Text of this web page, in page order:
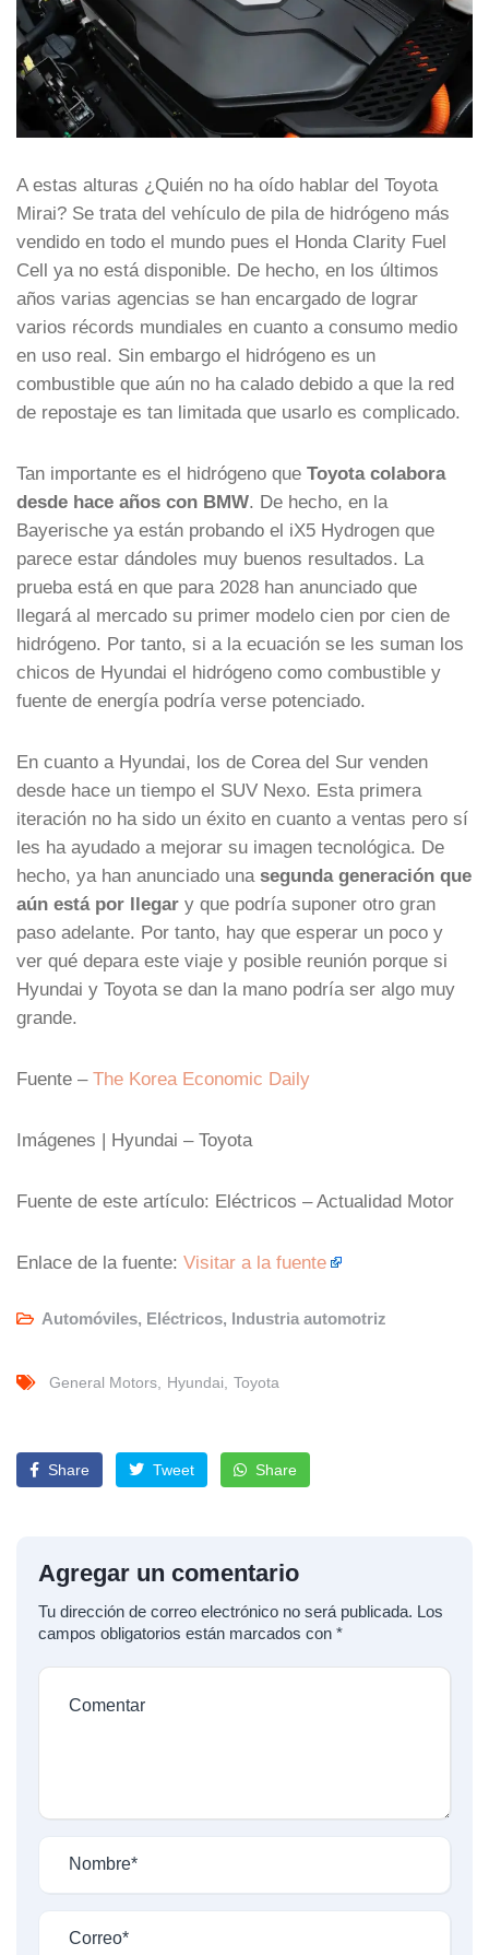
A estas alturas ¿Quién no ha oído hablar del Toyota
Mirai? Se trata del vehículo de pila de hidrógeno más
vendido en todo el mundo pues el Honda Clarity Fuel
Cell ya no está disponible. De hecho, en los últimos
años varias agencias se han encargado de lograr
varios récords mundiales en cuanto a consumo medio
en uso real. Sin embargo el hidrógeno es un
combustible que aún no ha calado debido a que la red
de repostaje es tan limitada que usarlo es complicado.
Tan importante es el hidrógeno que Toyota colabora
desde hace años con BMW . De hecho, en la
Bayerische ya están probando el iX5 Hydrogen que
parece estar dándoles muy buenos resultados. La
prueba está en que para 2028 han anunciado que
llegará al mercado su primer modelo cien por cien de
hidrógeno. Por tanto, si a la ecuación se les suman los
chicos de Hyundai el hidrógeno como combustible y
fuente de energía podría verse potenciado.
En cuanto a Hyundai, los de Corea del Sur venden
desde hace un tiempo el SUV Nexo. Esta primera
iteración no ha sido un éxito en cuanto a ventas pero sí
les ha ayudado a mejorar su imagen tecnológica. De
hecho, ya han anunciado una segunda generación que
aún está por llegar y que podría suponer otro gran
paso adelante. Por tanto, hay que esperar un poco y
ver qué depara este viaje y posible reunión porque si
Hyundai y Toyota se dan la mano podría ser algo muy
grande.
Fuente – The Korea Economic Daily
Imágenes | Hyundai – Toyota
Fuente de este artículo: Eléctricos – Actualidad Motor
Enlace de la fuente: Visitar a la fuente
Automóviles, Eléctricos, Industria automotriz
General Motors Hyundai Toyota
Share Tweet Share
Agregar un comentario
Tu dirección de correo electrónico no será publicada. Los
campos obligatorios están marcados con *